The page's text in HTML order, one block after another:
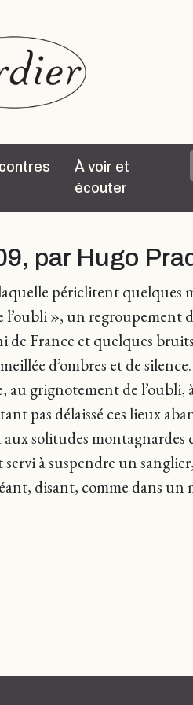
À voir et
écouter
par Hugo
périclitent quelques
», un regroupement
France et quelques
d’ombres et de
grignotement de l’oubli,
pas délaissé ces lieux
solitudes
servi à suspendre un
disant, comme dans un